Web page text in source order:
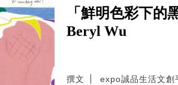
「鮮明色彩下
Beryl Wu
撰文 expo誠品生活文創